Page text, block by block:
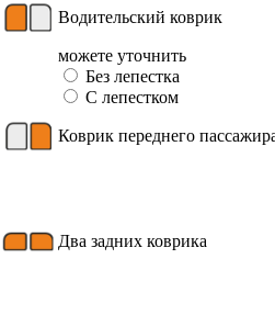
Водительский коврик
можете уточнить
Без лепестка
С лепестком
Коврик переднего
Два задних коврика